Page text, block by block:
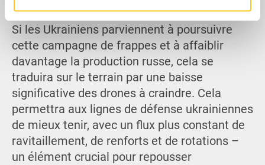
ou qu'ils ont collectées lors de votre utilisation de leurs
services.
Si les Ukrainiens parviennent à poursuivre
cette campagne de frappes et à affaiblir
davantage la production russe, cela se
traduira sur le terrain par une baisse
significative des drones à craindre. Cela
permettra aux lignes de défense ukrainiennes
de mieux tenir, avec un flux plus constant de
ravitaillement, de renforts et de rotations –
un élément crucial pour repousser